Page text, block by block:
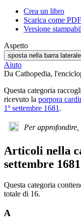
Crea un libro
Scarica come PDF
Versione
Aspetto
sposta nella barra laterale
Aiuto
Da Cathopedia,
Questa categoria
ricevuto la porpora
1º settembre 1681.
Per approfondire,
Articoli nella
settembre
Questa categoria
totale di 16.
A